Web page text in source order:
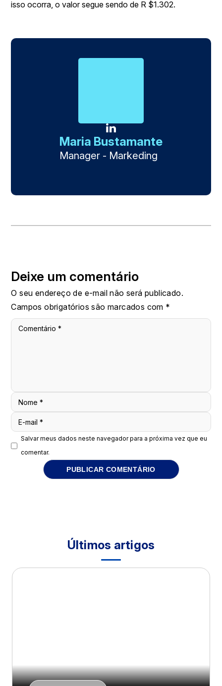
isso ocorra, o valor segue sendo de R $1.302.
Maria Bustamante
Manager - Markeding
Deixe um comentário
O seu endereço de e-mail não será publicado.
Campos obrigatórios são marcados com *
Comentário*
Nome*
E-mail*
Salvar meus dados neste navegador para a próxima vez que eu
comentar.
Últimos artigos